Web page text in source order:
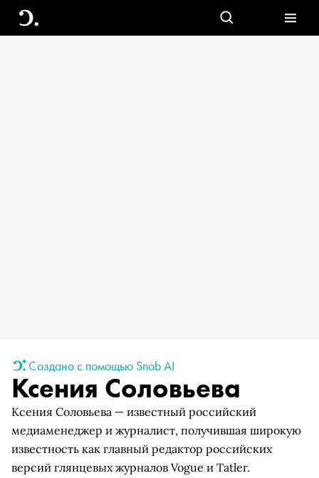
Создано с помощью Snob AI
Ксения Соловьева
Ксения Соловьева — известный российский
медиаменеджер и журналист, получившая широкую
известность как главный редактор российских
версий глянцевых журналов Vogue и Tatler.